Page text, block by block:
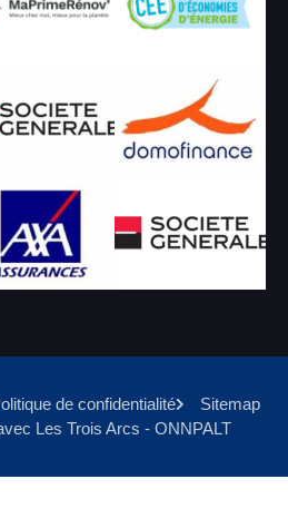
de confidentialité
Sitemap
Les Trois Arcs - ONNPALT